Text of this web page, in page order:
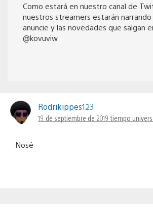
Como estará en nuestro canal de
nuestros streamers estarán
anuncie y las novedades que salgan
@kovuviw
Rodrikippes123
19 de septiembre de 2019 tiempo
Nosé